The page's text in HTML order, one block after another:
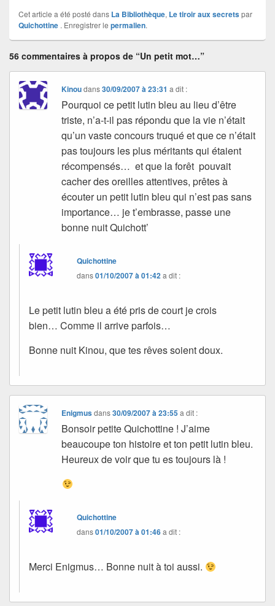
Cet article a été posté dans La Bibliothèque, Le tiroir aux secretspar
Quichottine . Enregistrer le permalien.
56 commentaires à propos de “Un petit mot…”
Kinoudans30/09/2007 à 23:31 a dit :
Pourquoi ce petit lutin bleu au lieu d’être
triste, n’a-t-il pas répondu que la vie n’était
qu’un vaste concours truqué et que ce n’était
pas toujours les plus méritants qui étaient
récompensés… et que la forêt pouvait
cacher des oreilles attentives, prêtes à
écouter un petit lutin bleu qui n’est pas sans
importance… je t’embrasse, passe une
bonne nuit Quichott’
Quichottine
dans01/10/2007 à 01:42a dit :
Le petit lutin bleu a été pris de court je crois
bien… Comme il arrive parfois…
Bonne nuit Kinou, que tes rêves soient doux.
Enigmusdans30/09/2007 à 23:55 a dit :
Bonsoir petite Quichottine ! J’aime
beaucoupe ton histoire et ton petit lutin bleu.
Heureux de voir que tu es toujours là !
Quichottine
dans01/10/2007 à 01:46a dit :
Merci Enigmus… Bonne nuit à toi aussi.